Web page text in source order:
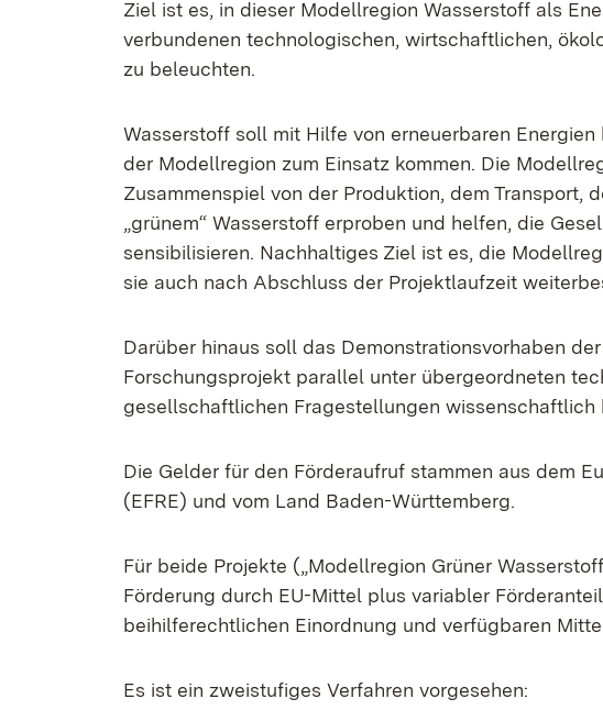
Ziel ist es, in dieser Modellregion Wasserstoff als
verbundenen technologischen, wirtschaftlichen,
zu beleuchten.
Wasserstoff soll mit Hilfe von erneuerbaren
der Modellregion zum Einsatz kommen. Die
Zusammenspiel von der Produktion, dem Transport,
„grünem“ Wasserstoff erproben und helfen, die
sensibilisieren. Nachhaltiges Ziel ist es, die
sie auch nach Abschluss der Projektlaufzeit
Darüber hinaus soll das Demonstrationsvorhaben
Forschungsprojekt parallel unter übergeordneten
gesellschaftlichen Fragestellungen wissenschaftlich
Die Gelder für den Förderaufruf stammen aus dem
(EFRE) ­­und vom Land Baden-Württemberg.
Für beide Projekte („Modellregion Grüner
Förderung durch EU-Mittel plus variabler
beihilferechtlichen Einordnung und verfügbaren
Es ist ein zweistufiges Verfahren vorgesehen: